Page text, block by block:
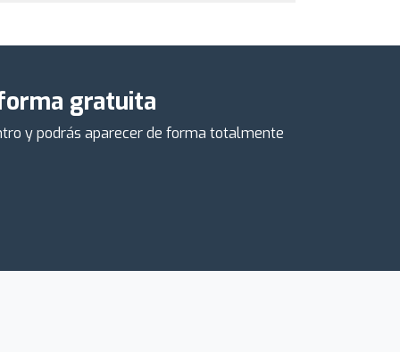
gratuita
y podrás aparecer de forma totalmente